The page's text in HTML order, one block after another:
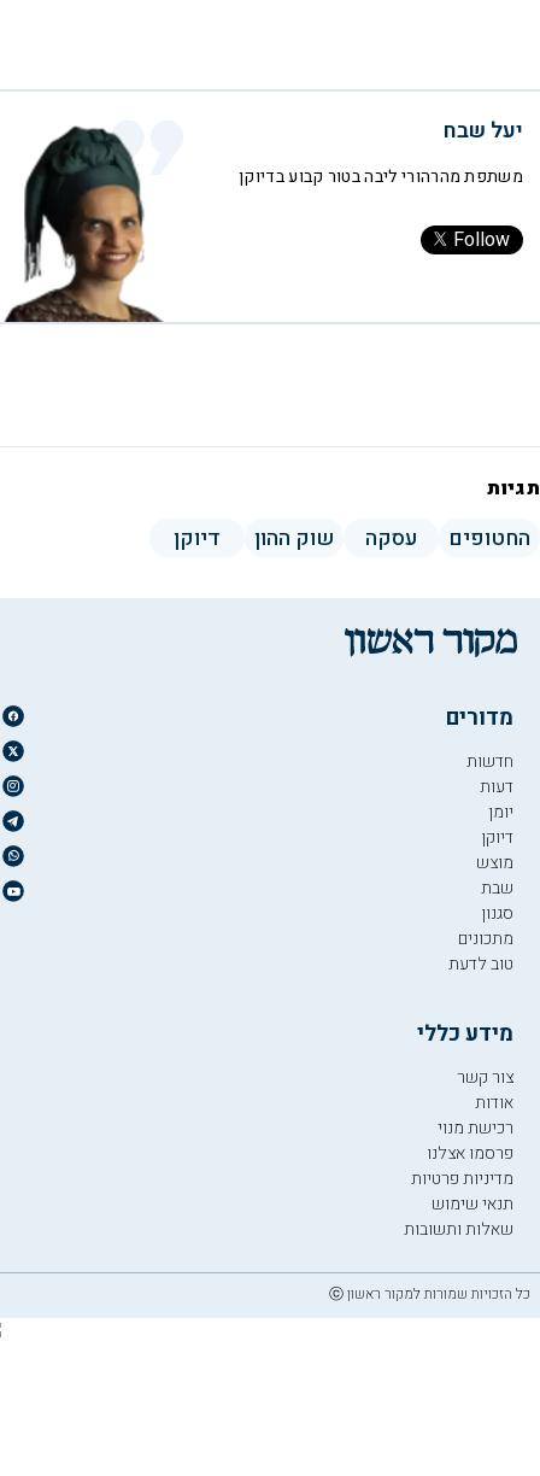
יעל שבח
משתפת מהרהורי ליבה בטור קבוע בדיוקן
Follow
תגיות
החטופים עסקה שוק ההון דיוקן
מדורים
חדשות
דעות
יומן
דיוקן
מוצש
שבת
סגנון
מתכונים
טוב לדעת
מידע כללי
צור קשר
אודות
רכישת מנוי
פרסמו אצלנו
מדיניות פרטיות
תנאי שימוש
שאלות ותשובות
כל הזכויות שמורות למקור ראשון ⓒ